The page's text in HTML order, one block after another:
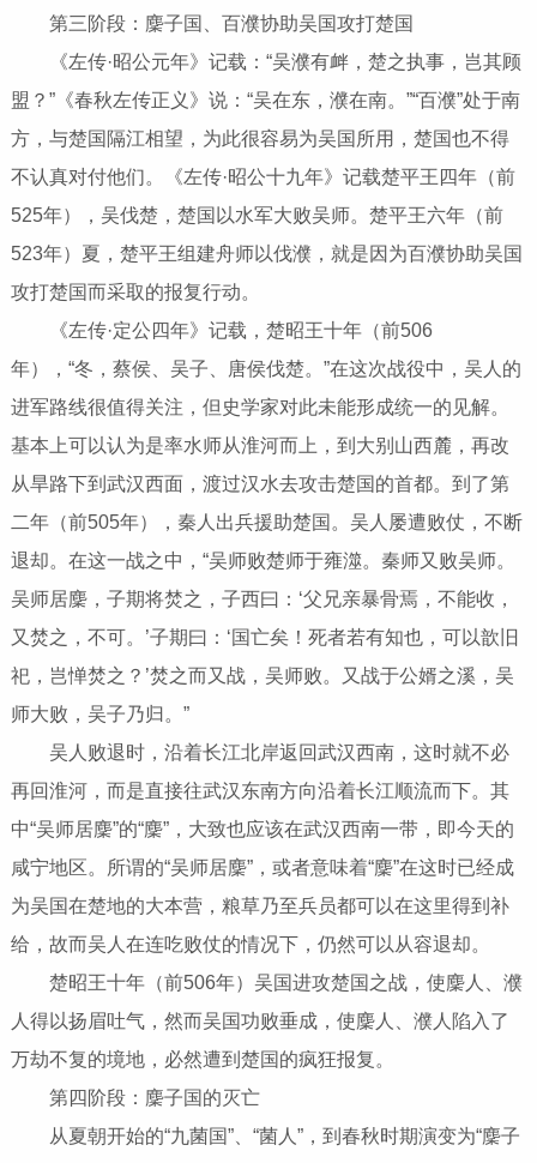
第三阶段：麇子国、百濮协助吴国攻打楚国
《左传·昭公元年》记载：“吴濮有衅，楚之执事，岂其顾
盟？”《春秋左传正义》说：“吴在东，濮在南。”“百濮”处于南
方，与楚国隔江相望，为此很容易为吴国所用，楚国也不得
不认真对付他们。《左传·昭公十九年》记载楚平王四年（前
525年），吴伐楚，楚国以水军大败吴师。楚平王六年（前
523年）夏，楚平王组建舟师以伐濮，就是因为百濮协助吴国
攻打楚国而采取的报复行动。
《左传·定公四年》记载，楚昭王十年（前506
年），“冬，蔡侯、吴子、唐侯伐楚。”在这次战役中，吴人的
进军路线很值得关注，但史学家对此未能形成统一的见解。
基本上可以认为是率水师从淮河而上，到大别山西麓，再改
从旱路下到武汉西面，渡过汉水去攻击楚国的首都。到了第
二年（前505年），秦人出兵援助楚国。吴人屡遭败仗，不断
退却。在这一战之中，“吴师败楚师于雍澨。秦师又败吴师。
吴师居麇，子期将焚之，子西曰：‘父兄亲暴骨焉，不能收，
又焚之，不可。’子期曰：‘国亡矣！死者若有知也，可以歆旧
祀，岂惮焚之？’焚之而又战，吴师败。又战于公婿之溪，吴
师大败，吴子乃归。”
吴人败退时，沿着长江北岸返回武汉西南，这时就不必
再回淮河，而是直接往武汉东南方向沿着长江顺流而下。其
中“吴师居麇”的“麇”，大致也应该在武汉西南一带，即今天的
咸宁地区。所谓的“吴师居麇”，或者意味着“麇”在这时已经成
为吴国在楚地的大本营，粮草乃至兵员都可以在这里得到补
给，故而吴人在连吃败仗的情况下，仍然可以从容退却。
楚昭王十年（前506年）吴国进攻楚国之战，使麇人、濮
人得以扬眉吐气，然而吴国功败垂成，使麇人、濮人陷入了
万劫不复的境地，必然遭到楚国的疯狂报复。
第四阶段：麇子国的灭亡
从夏朝开始的“九菌国”、“菌人”，到春秋时期演变为“麇子